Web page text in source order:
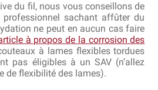
du fil, nous vous conseillons de
sachant affûter du
ne peut en aucun cas faire
à propos de la corrosion des
à lames flexibles tordues
pas éligibles à un SAV (n’allez
de flexibilité des lames).